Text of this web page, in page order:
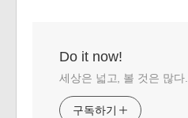
Do it now!
세상은 넓고, 볼 것은 많다.
구독하기